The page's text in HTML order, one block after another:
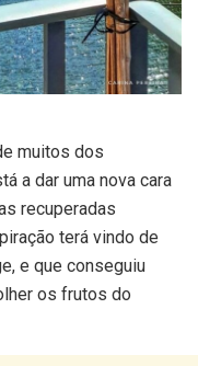
muitos dos
a dar uma nova cara
recuperadas
terá vindo de
e que conseguiu
os frutos do